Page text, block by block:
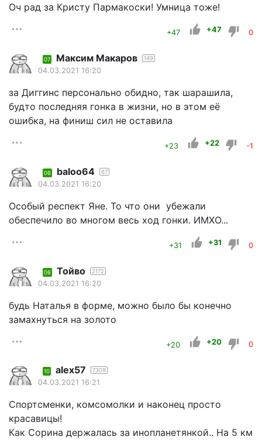
Оч рад за Кристу Пармакоски! Умница тоже!
+47 +47 0
07 Максим Макаров 149
04.03.2021 16:20
за Диггинс персонально обидно, так шарашила,
будто последняя гонка в жизни, но в этом её
ошибка, на финиш сил не оставила
+23 +22 -1
06 baloo64 67
04.03.2021 16:20
Особый респект Яне. То что они убежали
обеспечило во многом весь ход гонки. ИМХО...
+31 +31 0
06 Тойво 2172
04.03.2021 16:20
будь Наталья в форме, можно было бы конечно
замахнуться на золото
+20 +20 0
10 alex57 7309
04.03.2021 16:21
Спортсменки, комсомолки и наконец просто
красавицы!
Как Сорина держалась за инопланетянкой.. На 5 км